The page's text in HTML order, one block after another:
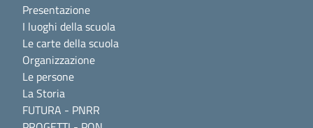
Presentazione
I luoghi della scuola
Le carte della scuola
Organizzazione
Le persone
La Storia
FUTURA - PNRR